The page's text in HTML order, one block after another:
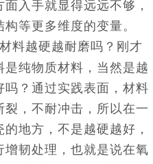
入手就显得远远不够，
等更多维度的变量。
料越硬越耐磨吗？刚才
纯物质材料，当然是越
？通过实践表面，材料
，不耐冲击，所以在一
地方，不是越硬越好，
韧处理，也就是说在氧